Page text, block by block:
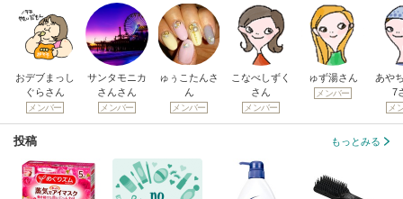
おデブまっし
ぐらさん
メンバー
サンタモニカ
さんさん
メンバー
ゅぅこたんさ
ん
メンバー
こなべしずく
さん
メンバー
ゅず湯さん
メンバー
あや
7
メ
投稿 もっとみる